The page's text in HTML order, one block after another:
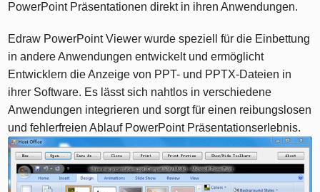
PowerPoint Präsentationen direkt in ihren Anwendungen.
Edraw PowerPoint Viewer wurde speziell für die Einbettung
in andere Anwendungen entwickelt und ermöglicht
Entwicklern die Anzeige von PPT- und PPTX-Dateien in
ihrer Software. Es lässt sich nahtlos in verschiedene
Anwendungen integrieren und sorgt für einen reibungslosen
und fehlerfreien Ablauf PowerPoint Präsentationserlebnis.